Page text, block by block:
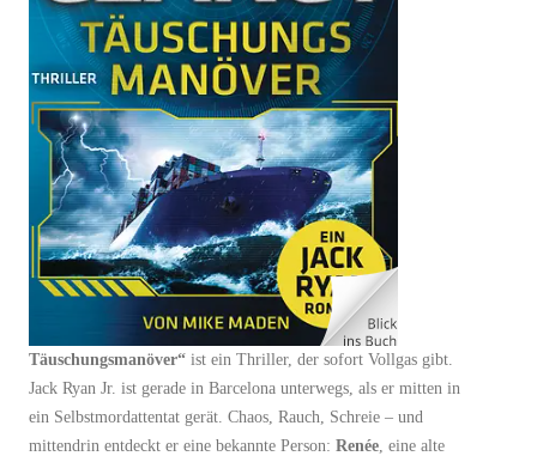
Täuschungsmanöver“ ist ein Thriller, der sofort Vollgas gibt.
Jack Ryan Jr. ist gerade in Barcelona unterwegs, als er mitten in
ein Selbstmordattentat gerät. Chaos, Rauch, Schreie – und
mittendrin entdeckt er eine bekannte Person: Renée, eine alte